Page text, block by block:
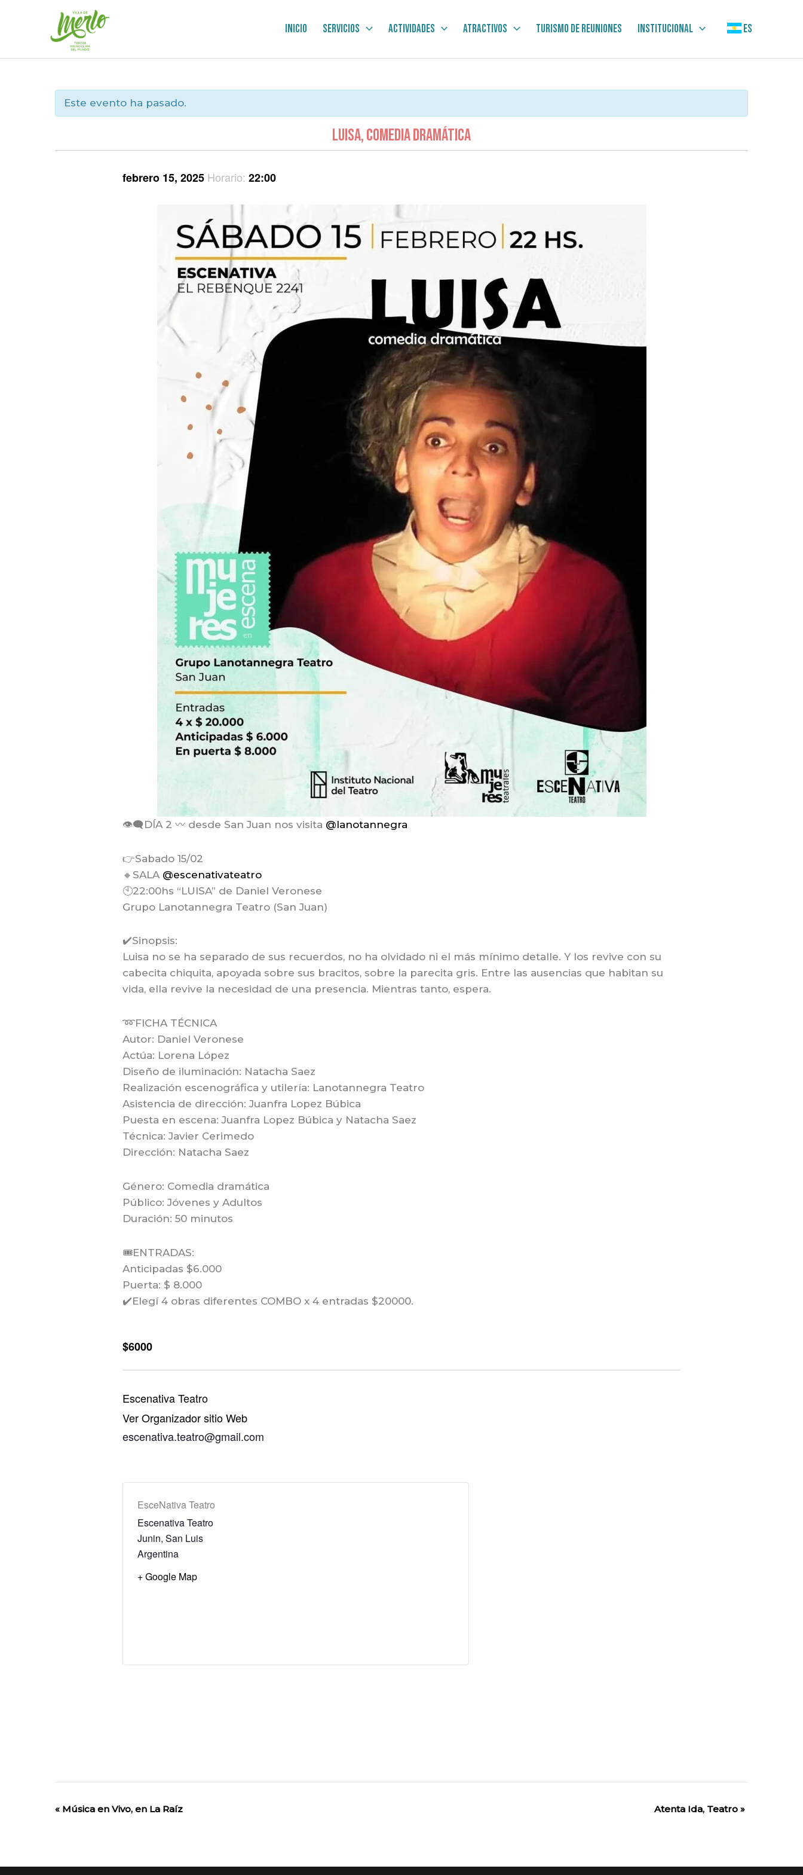
contenido
Inicio Servicios Actividades Atractivos Turismo de Reuniones Institucional ES
Este evento ha pasado.
Luisa, Comedia Dramática
febrero 15, 2025 Horario:22:00
👁️‍🗨️DÍA 2 〰️ desde San Juan nos visita @lanotannegra
👉Sabado 15/02
🔸SALA @escenativateatro
🕙22:00hs “LUISA” de Daniel Veronese
Grupo Lanotannegra Teatro (San Juan)
✔️Sinopsis:
Luisa no se ha separado de sus recuerdos, no ha olvidado ni el más mínimo detalle. Y los revive con su
cabecita chiquita, apoyada sobre sus bracitos, sobre la parecita gris. Entre las ausencias que habitan su
vida, ella revive la necesidad de una presencia. Mientras tanto, espera.
➿FICHA TÉCNICA
Autor: Daniel Veronese
Actúa: Lorena López
Diseño de iluminación: Natacha Saez
Realización escenográfica y utilería: Lanotannegra Teatro
Asistencia de dirección: Juanfra Lopez Búbica
Puesta en escena: Juanfra Lopez Búbica y Natacha Saez
Técnica: Javier Cerimedo
Dirección: Natacha Saez
Género: Comedia dramática
Público: Jóvenes y Adultos
Duración: 50 minutos
🎟️ENTRADAS:
Anticipadas $6.000
Puerta: $ 8.000
✔️Elegí 4 obras diferentes COMBO x 4 entradas $20000.
$6000
Escenativa Teatro
Ver Organizador sitio Web
escenativa.teatro@gmail.com
EsceNativa Teatro
Escenativa Teatro
Junin, San Luis
Argentina
+ Google Map
Evento
« Música en Vivo, en La Raíz Atenta Ida, Teatro »